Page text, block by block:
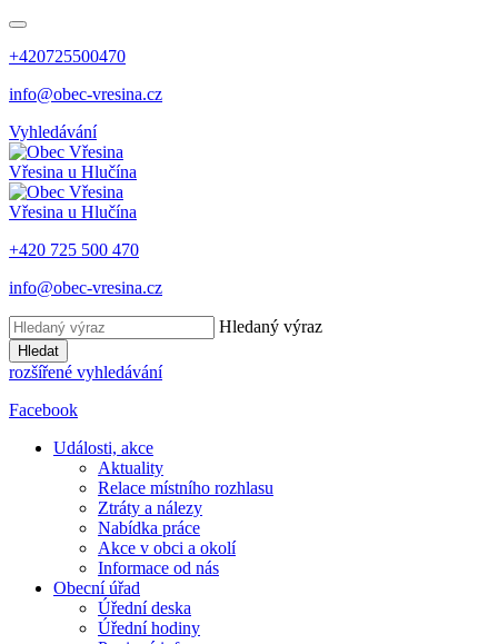
+420725500470
info@obec-vresina.cz
Vyhledávání
Vřesina u Hlučína
Vřesina u Hlučína
+420 725 500 470
info@obec-vresina.cz
Hledaný výraz
Hledat
rozšířené vyhledávání
Facebook
Události, akce
Aktuality
Relace místního rozhlasu
Ztráty a nálezy
Nabídka práce
Akce v obci a okolí
Informace od nás
Obecní úřad
Úřední deska
Úřední hodiny